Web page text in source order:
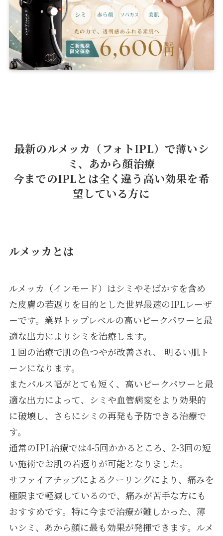
最新のルメッカ（フォトIPL）で薄いシ
ミ、あから顔治療
今までのIPLとは全く違う高い効果を希
望している方に
ルメッカとは
ルメッカ（インモード）はシミやそばかすを含め
た皮膚の若返りを目的とした世界最速のIPLレーザ
ーです。業界トップレベルの高いピークパワーと最
適な出力によりシミを治療します。
１回の治療で肌の色つやが改善され、 明るい肌ト
ーンになります。​
またパルス幅がとても短く、高いピークパワーと最
適な出力によって、シミや血管病変をより効果的
に破壊し、さらにシミの再発も予防できる治療で
す。​
通常のIPL治療では4-5回かかるところ、2-3回の短
い施術でお肌の若返りが可能となりました。
サファイアチップによるクーリングにより、痛みを
極限まで軽減しているので、痛みが苦手な方にも
おすすめです。特に今まで治療が難しかった、薄
いシミ、あから顔に最も効果が発揮できます。ルメ